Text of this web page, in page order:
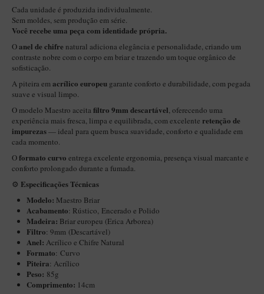
Petrus
Piccolo
Premium
Sextavado
Zuccardi
Callia
Encerado
Hobby
BB Liso e Rústico
Elite Longo
Barolo
CACHIMBOS ARTESANAIS DE BRIAR ITALIANO
Maestro – Briar Italiano
Cada unidade é produzida individualmente.
Sem moldes, sem produção em série.
Você recebe uma peça com identidade própria.
Oanel de chifre natural adiciona elegância e personalidade, criando um
contraste nobre com o corpo em briar e trazendo um toque orgânico de
sofisticação.
A piteira emacrílico europeu garante conforto e durabilidade, com pegada
suave e visual limpo.
O modelo Maestro aceita filtro 9mm descartável, oferecendo uma
experiência mais fresca, limpa e equilibrada, com excelente retenção de
impurezas— ideal para quem busca suavidade, conforto e qualidade em
cada momento.
Oformato curvo entrega excelente ergonomia, presença visual marcante e
conforto prolongado durante a fumada.
⚙️ Especificações Técnicas
Modelo: Maestro Briar
Acabamento: Rústico, Encerado e Polido
Madeira: Briar europeu (Erica Arborea)
Filtro: 9mm (Descartável)
Anel: Acrílico e Chifre Natural
Formato: Curvo
Piteira: Acrílico
Peso: 85g
Comprimento: 14cm